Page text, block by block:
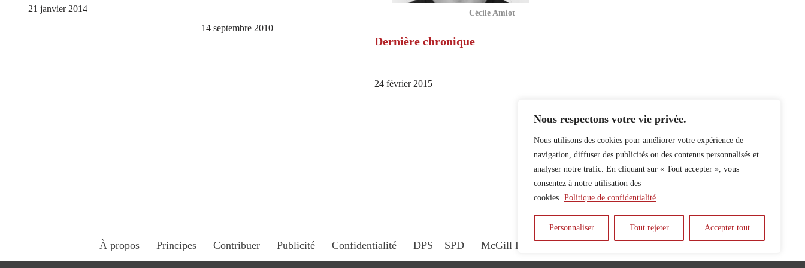
Nous respectons votre vie privée.
Nous utilisons des cookies pour améliorer votre expérience de
navigation, diffuser des publicités ou des contenus personnalisés et
analyser notre trafic. En cliquant sur « Tout accepter », vous
consentez à notre utilisation des
cookies. Politique de confidentialité
Personnaliser Tout rejeter Accepter tout
21 janvier 2014
14 septembre 2010
Cécile Amiot
Dernière chronique
24 février 2015
À propos Principes Contribuer Publicité Confidentialité DPS – SPD McGill Daily